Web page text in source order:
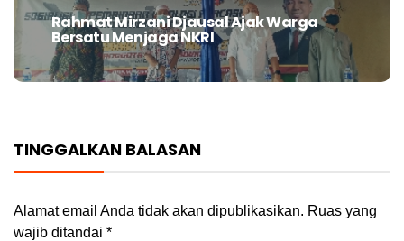
Next
post:
Rahmat Mirzani Djausal Ajak Warga
Bersatu Menjaga NKRI
TINGGALKAN BALASAN
Alamat email Anda tidak akan dipublikasikan. Ruas yang
wajib ditandai *